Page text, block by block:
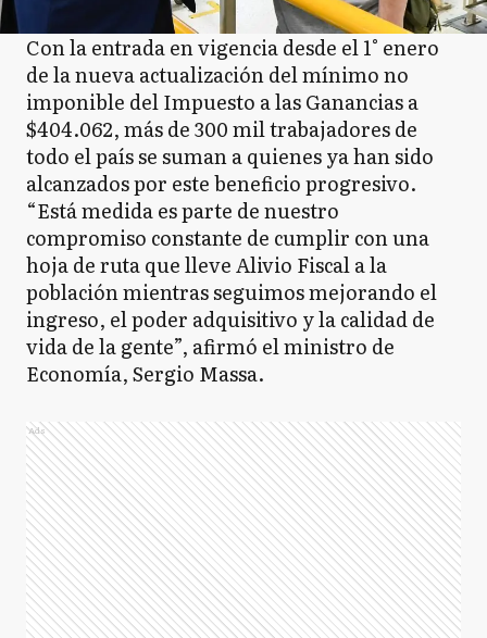
Con la entrada en vigencia desde el 1° enero
de la nueva actualización del mínimo no
imponible del Impuesto a las Ganancias a
$404.062, más de 300 mil trabajadores de
todo el país se suman a quienes ya han sido
alcanzados por este beneficio progresivo.
“Está medida es parte de nuestro
compromiso constante de cumplir con una
hoja de ruta que lleve Alivio Fiscal a la
población mientras seguimos mejorando el
ingreso, el poder adquisitivo y la calidad de
vida de la gente”, afirmó el ministro de
Economía, Sergio Massa.
Ads